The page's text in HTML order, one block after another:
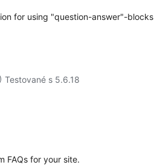
for using "question-answer"-blocks
Testované s 5.6.18
FAQs for your site.